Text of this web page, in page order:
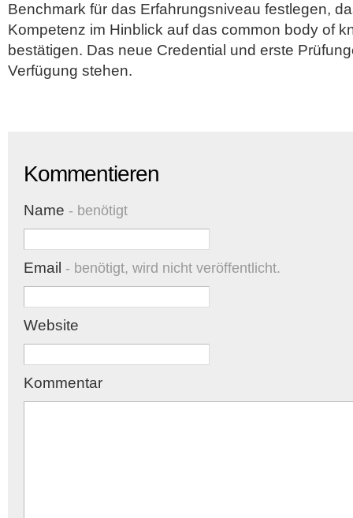
Benchmark für das Erfahrungsniveau festlegen,
Kompetenz im Hinblick auf das common body of
bestätigen. Das neue Credential und erste
Verfügung stehen.
Kommentieren
Name - benötigt
Email - benötigt, wird nicht veröffentlicht.
Website
Kommentar